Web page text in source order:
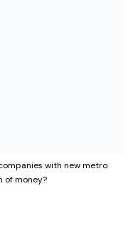
with new metro
of money?